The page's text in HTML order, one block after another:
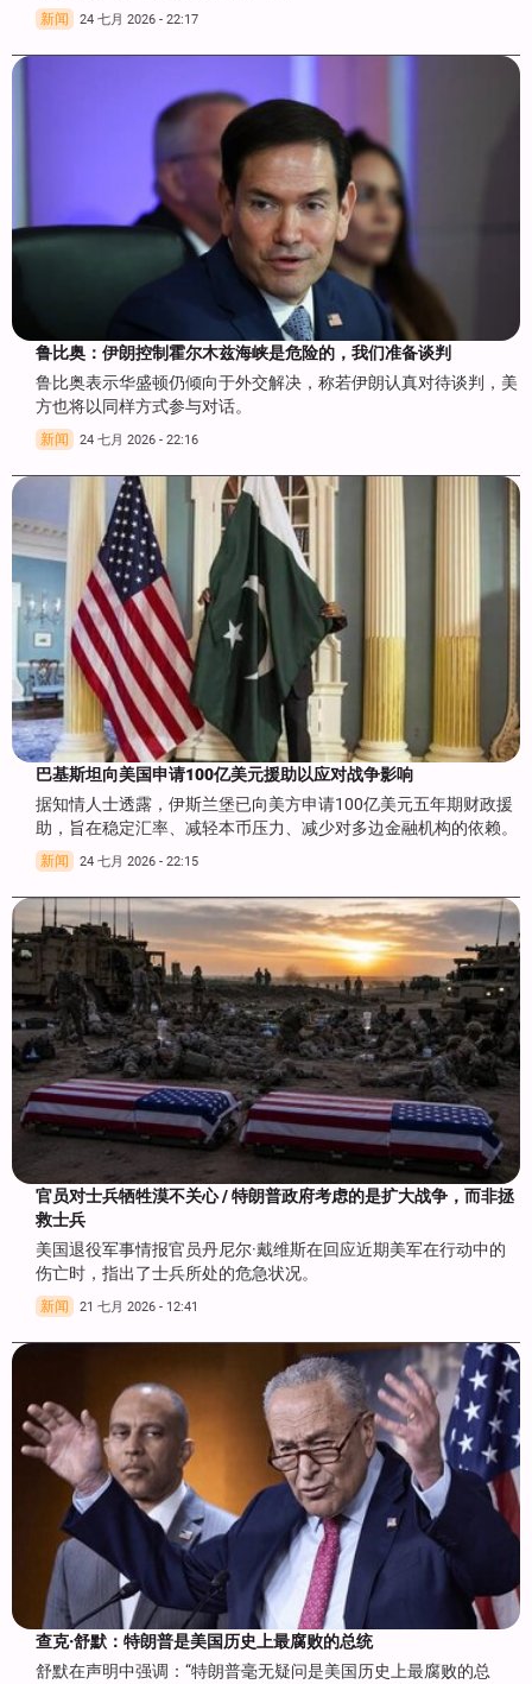
新闻 24 七月 2026 - 22:17
鲁比奥：伊朗控制霍尔木兹海峡是危险的，我们准备谈判
鲁比奥表示华盛顿仍倾向于外交解决，称若伊朗认真对待谈判，美
方也将以同样方式参与对话。
新闻 24 七月 2026 - 22:16
巴基斯坦向美国申请100亿美元援助以应对战争影响
据知情人士透露，伊斯兰堡已向美方申请100亿美元五年期财政援
助，旨在稳定汇率、减轻本币压力、减少对多边金融机构的依赖。
新闻 24 七月 2026 - 22:15
官员对士兵牺牲漠不关心 / 特朗普政府考虑的是扩大战争，而非拯
救士兵
美国退役军事情报官员丹尼尔·戴维斯在回应近期美军在行动中的
伤亡时，指出了士兵所处的危急状况。
新闻 21 七月 2026 - 12:41
查克·舒默：特朗普是美国历史上最腐败的总统
舒默在声明中强调：“特朗普毫无疑问是美国历史上最腐败的总